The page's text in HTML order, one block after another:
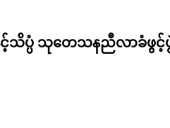
နှင့်သိပ္ပံ သုတေသနညီလာခံဖွ